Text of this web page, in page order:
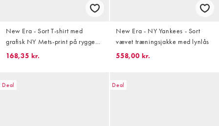
New Era - Sort T-shirt med
grafisk NY Mets-print på ryggen i
regular fit
168,35 kr.
New Era - NY Yankees - Sort
vævet træningsjakke med lynlås
558,00 kr.
Deal Deal